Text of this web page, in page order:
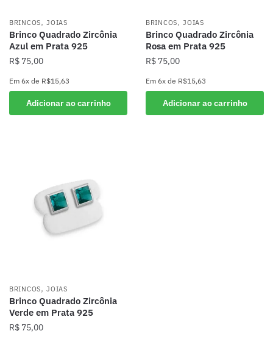
BRINCOS,JOIAS
Brinco Quadrado Zircônia
Azul em Prata 925
R$ 75,00
Em 6x de R$15,63
Adicionar ao carrinho
BRINCOS,JOIAS
Brinco Quadrado Zircônia
Rosa em Prata 925
R$ 75,00
Em 6x de R$15,63
Adicionar ao carrinho
BRINCOS,JOIAS
Brinco Quadrado Zircônia
Verde em Prata 925
R$ 75,00